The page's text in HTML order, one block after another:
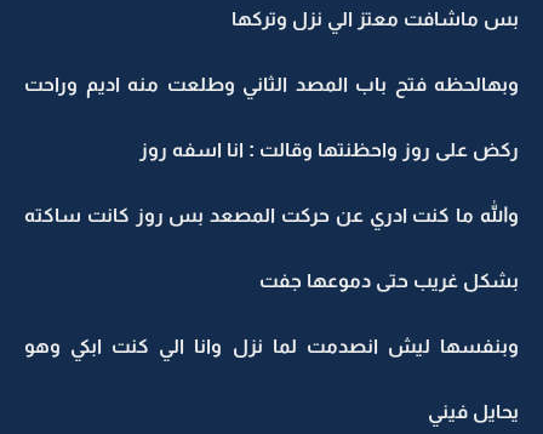
بس ماشافت معتز الي نزل وتركها
وبهالحظه فتح باب المصد الثاني وطلعت منه اديم وراحت
ركض على روز واحظنتها وقالت : انا اسفه روز
والله ما كنت ادري عن حركت المصعد بس روز كانت ساكته
بشكل غريب حتى دموعها جفت
وبنفسها ليش انصدمت لما نزل وانا الي كنت ابكي وهو
يحايل فيني